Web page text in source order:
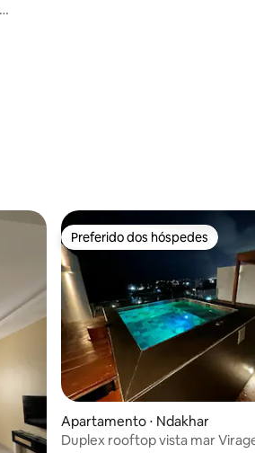
Preferido dos hóspedes
Preferido dos hóspedes
Apartamento ⋅ Ndakhar
Duplex rooftop vista mar